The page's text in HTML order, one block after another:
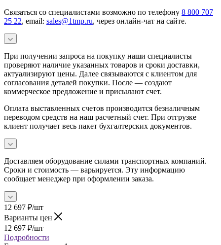
Связаться со специалистами возможно по телефону 8 800 707
25 22, email: sales@1tmp.ru, через онлайн-чат на сайте.
При получении запроса на покупку наши специалисты
проверяют наличие указанных товаров и сроки доставки,
актуализируют цены. Далее связываются с клиентом для
согласования деталей покупки. После — создают
коммерческое предложение и присылают счет.
Оплата выставленных счетов производится безналичным
переводом средств на наш расчетный счет. При отгрузке
клиент получает весь пакет бухгалтерских документов.
Доставляем оборудование силами транспортных компаний.
Сроки и стоимость — варьируется. Эту информацию
сообщает менеджер при оформлении заказа.
12 697 ₽/шт
Варианты цен
12 697 ₽/шт
Подробности